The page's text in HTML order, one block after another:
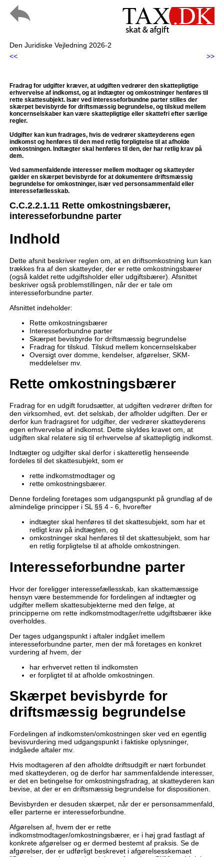
Den Juridiske Vejledning 2026-2
<<
>>
Fradrag for udgifter kræver, at udgiften vedrører den skattepligtige
erhvervelse af indkomst, og at indtægter og omkostninger henføres til
rette skattesubjekt. Især ved interesseforbundne parter stilles der
skærpet bevisbyrde for driftsmæssig begrundelse, og tilskud mellem
koncernselskaber kan være skattepligtige eller skattefri efter særlige
regler.
Udgifter kan kun fradrages, hvis de vedrører skatteyderens egen
indkomst og henføres til den med retlig forpligtelse til at afholde
omkostningen. Indtægter skal henføres til den, der har retlig krav på
dem.
Ved sammenfaldende interesser mellem modtager og skatteyder
gælder en skærpet bevisbyrde for at dokumentere driftsmæssig
begrundelse for omkostninger, især ved personsammenfald eller
interessefællesskab.
C.C.2.2.1.11 Rette omkostningsbærer,
interesseforbundne parter
Indhold
Dette afsnit beskriver reglen om, at en driftsomkostning kun kan
trækkes fra af den skatteyder, der er rette omkostningsbærer
(også kaldet rette udgiftsholder eller udgiftsbærer). Afsnittet
beskriver også problemstillingen, når der er tale om
interesseforbundne parter.
Afsnittet indeholder:
Rette omkostningsbærer
Interesseforbundne parter
Skærpet bevisbyrde for driftsmæssig begrundelse
Fradrag for tilskud. Tilskud mellem koncernselskaber
Oversigt over domme, kendelser, afgørelser, SKM-
meddelelser mv.
Rette omkostningsbærer
Fradrag for en udgift forudsætter, at udgiften vedrører driften for
den virksomhed, evt. det selskab, der afholder udgiften. Der er
derfor kun fradragsret for udgifter, der vedrører skatteyderens
egen erhvervelse af indkomst. Dette skyldes kravet om, at
udgiften skal relatere sig til erhvervelse af skattepligtig indkomst.
Indtægter og udgifter skal derfor i skatteretlig henseende
fordeles til det skattesubjekt, som er
rette indkomstmodtager og
rette omkostningsbærer.
Denne fordeling foretages som udgangspunkt på grundlag af de
almindelige principper i SL §§ 4 - 6, hvorefter
indtægter skal henføres til det skattesubjekt, som har et
retligt krav på indtægten, og
omkostninger skal henføres til det skattesubjekt, som har
en retlig forpligtelse til at afholde omkostningen.
Interesseforbundne parter
Hvor der foreligger interessefællesskab, kan skattemæssige
hensyn være bestemmende for fordelingen af indtægter og
udgifter mellem skattesubjekterne med den følge, at
principperne om rette indkomstmodtager/rette udgiftsbærer ikke
overholdes.
Der tages udgangspunkt i aftaler indgået imellem
interesseforbundne parter, men der må foretages en konkret
vurdering af hvem, der
har erhvervet retten til indkomsten
er forpligtet til at afholde omkostningen.
Skærpet bevisbyrde for
driftsmæssig begrundelse
Fordelingen af indkomsten/omkostningen sker ved en egentlig
bevisvurdering med udgangspunkt i faktiske oplysninger,
indgåede aftaler mv.
Hvis modtageren af den afholdte driftsudgift er nært forbundet
med skatteyderen, og de derfor har sammenfaldende interesser,
er det en betingelse for omkostningsfradrag, at skatteyderen kan
bevise, at der er en driftsmæssig begrundelse for dispositionen.
Bevisbyrden er desuden skærpet, når der er personsammenfald,
eller parterne er interesseforbundne.
Afgørelsen af, hvem der er rette
indkomstmodtager/omkostningsbærer, er i høj grad fastlagt af
konkrete afgørelser og er dermed bestemt af praksis. Se de
afgørelser, der er udførligt beskrevet i afgørelsesskemaet